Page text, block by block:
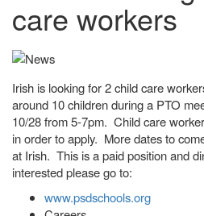
care workers
Irish is looking for 2 child care
around 10 children during a PTO
10/28 from 5-7pm. Child care
in order to apply. More dates to
at Irish. This is a paid position and
interested please go to:
www.psdschools.org